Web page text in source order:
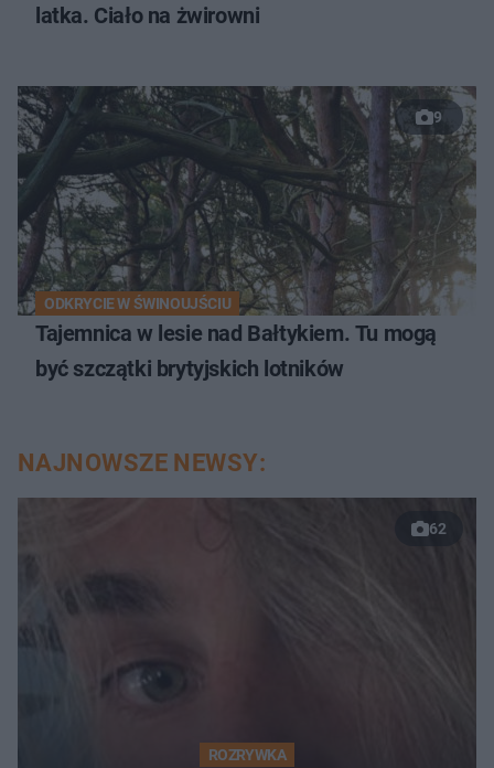
latka. Ciało na żwirowni
9
ODKRYCIE W ŚWINOUJŚCIU
Tajemnica w lesie nad Bałtykiem. Tu mogą
być szczątki brytyjskich lotników
NAJNOWSZE NEWSY:
62
ROZRYWKA